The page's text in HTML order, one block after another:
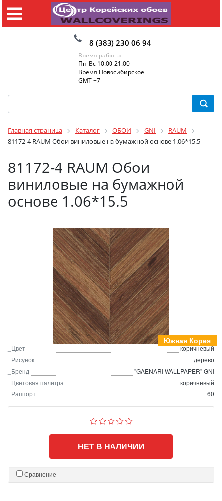
8 (383) 230 06 94
Время работы:
Пн-Вс 10:00-21:00
Время Новосибирское
GMT +7
Главная страница Каталог ОБОИ GNI
RAUM
81172-4 RAUM Обои виниловые на бумажной основе 1.06*15.5
81172-4 RAUM Обои
виниловые на бумажной
основе 1.06*15.5
Южная Корея
_Цвет
коричневый
_Рисунок
дерево
_Бренд
"GAENARI WALLPAPER" GNI
_Цветовая палитра
коричневый
_Раппорт
60
НЕТ В НАЛИЧИИ
Сравнение